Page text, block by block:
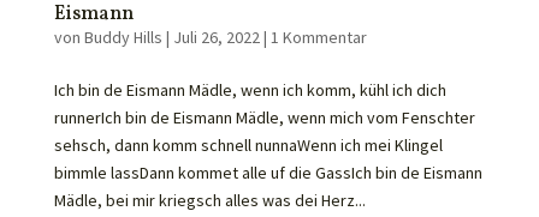
Eismann
von Buddy Hills | Juli 26, 2022| 1 Kommentar
Ich bin de Eismann Mädle, wenn ich komm, kühl ich dich
runnerIch bin de Eismann Mädle, wenn mich vom Fenschter
sehsch, dann komm schnell nunnaWenn ich mei Klingel
bimmle lassDann kommet alle uf die GassIch bin de Eismann
Mädle, bei mir kriegsch alles was dei Herz...